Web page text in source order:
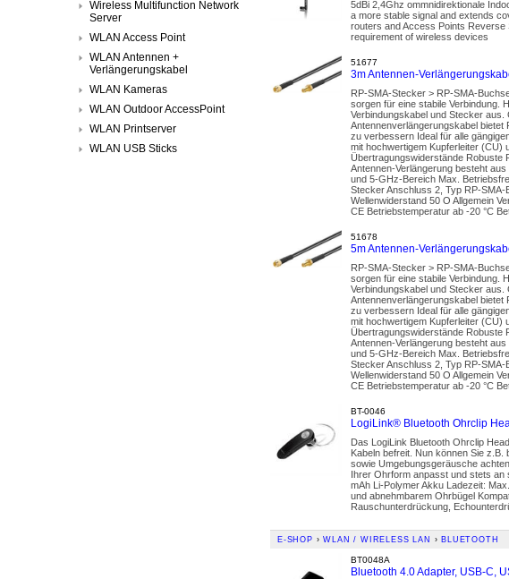
Wireless Multifunction Network
Server
WLAN Access Point
WLAN Antennen +
Verlängerungskabel
WLAN Kameras
WLAN Outdoor AccessPoint
WLAN Printserver
WLAN USB Sticks
5dBi 2,4Ghz ommnidirektionale
a more stable signal and extends
routers and Access Points Reverse
requirement of wireless devices
51677
3m Antennen-
RP-SMA-Stecker > RP-SMA-
sorgen für eine stabile Verbindung.
Verbindungskabel und Stecker
Antennenverlängerungskabel bietet
zu verbessern Ideal für alle
mit hochwertigem Kupferleiter (CU)
Übertragungswiderstände Robuste
Antennen-Verlängerung besteht
und 5-GHz-Bereich Max.
Stecker Anschluss 2, Typ RP-SMA-
Wellenwiderstand 50 O Allgemein
CE Betriebstemperatur ab -20 °C
51678
5m Antennen-
RP-SMA-Stecker > RP-SMA-
sorgen für eine stabile Verbindung.
Verbindungskabel und Stecker
Antennenverlängerungskabel bietet
zu verbessern Ideal für alle
mit hochwertigem Kupferleiter (CU)
Übertragungswiderstände Robuste
Antennen-Verlängerung besteht
und 5-GHz-Bereich Max.
Stecker Anschluss 2, Typ RP-SMA-
Wellenwiderstand 50 O Allgemein
CE Betriebstemperatur ab -20 °C
BT-0046
LogiLink® Bluetooth Ohrclip
Das LogiLink Bluetooth Ohrclip
Kabeln befreit. Nun können Sie z.B.
sowie Umgebungsgeräusche
Ihrer Ohrform anpasst und stets an
mAh Li-Polymer Akku Ladezeit:
und abnehmbarem Ohrbügel
Rauschunterdrückung,
E-SHOP › WLAN / WIRELESS LAN › BLUETOOTH
BT0048A
Bluetooth 4.0 Adapter, USB-C,